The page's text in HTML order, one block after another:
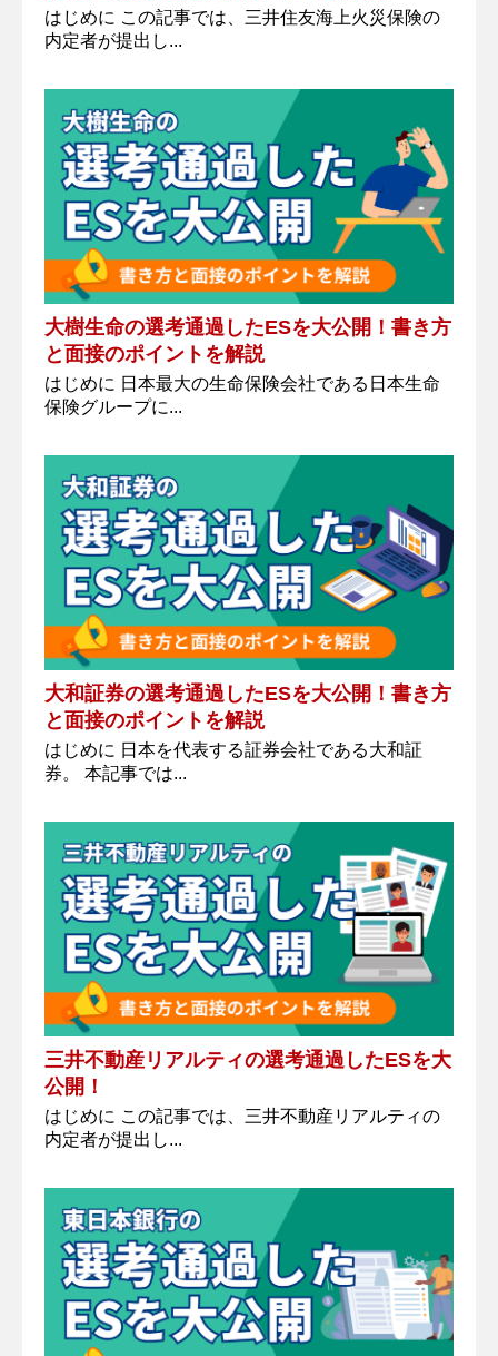
はじめに この記事では、三井住友海上火災保険の
内定者が提出し...
大樹生命の選考通過したESを大公開！書き方
と面接のポイントを解説
はじめに 日本最大の生命保険会社である日本生命
保険グループに...
大和証券の選考通過したESを大公開！書き方
と面接のポイントを解説
はじめに 日本を代表する証券会社である大和証
券。 本記事では...
三井不動産リアルティの選考通過したESを大
公開！
はじめに この記事では、三井不動産リアルティの
内定者が提出し...